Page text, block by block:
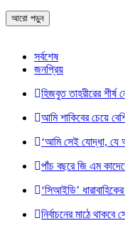
আরো পড়ুন
সর্বশেষ
জনপ্রিয়
হিজবুত তাহরীরের শীর্ষ
আমি শাকিবের চেয়ে
‘আমি সেই যোদ্ধা, যে
পাঁচ বছরে জি এম
‘সিআইডি’
নির্বাচনের মাঠে